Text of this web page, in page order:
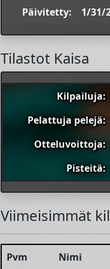
Päivitetty: 1/31/
Tilastot Kaisa
Kilpailuja:
Pelattuja pelejä:
Otteluvoittoja:
Pisteitä:
Viimeisimmät
Pvm Nimi